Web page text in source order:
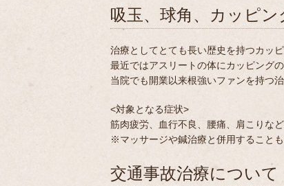
吸玉、球角、カッピン
治療としてとても長い歴史を持つカッ
最近ではアスリートの体にカッピング
当院でも開業以来根強いファンを持つ治
<対象となる症状>
筋肉疲労、血行不良、腰痛、肩こりなど
※マッサージや鍼治療と併用することも
交通事故治療について